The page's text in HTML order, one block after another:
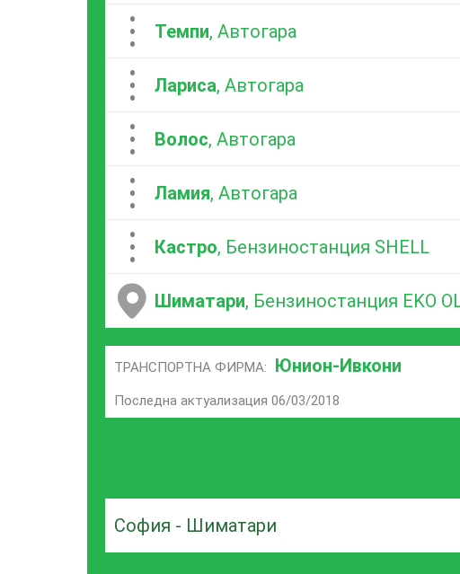
...Темпи, Автогара
...Лариса, Автогара
...Волос, Автогара
...Ламия, Автогара
...Кастро, Бензиностанция SHELL
Шиматари, Бензиностанция EKO
ТРАНСПОРТНА ФИРМА: Юнион-Ивкони
Последна актуализация 06/03/2018
София - Шиматари